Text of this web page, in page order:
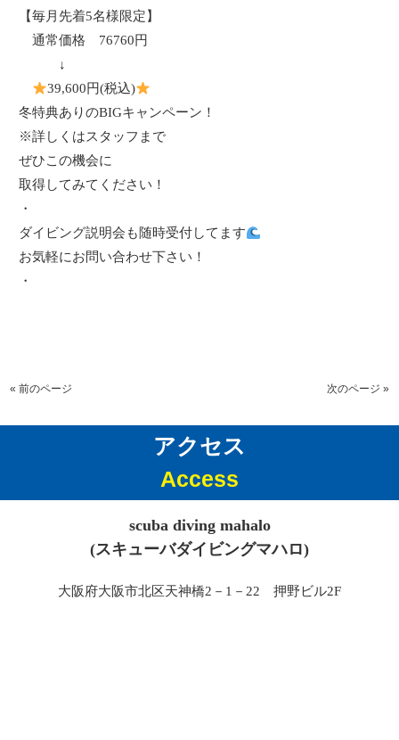
【毎月先着5名様限定】
通常価格 76760円
↓
39,600円(税込)
冬特典ありのBIGキャンペーン！
※詳しくはスタッフまで
ぜひこの機会に
取得してみてください！
・
ダイビング説明会も随時受付してます
お気軽にお問い合わせ下さい！
・
« 前のページ 次のページ »
アクセス
Access
scuba diving mahalo
(スキューバダイビングマハロ)
大阪府大阪市北区天神橋2－1－22 押野ビル2F